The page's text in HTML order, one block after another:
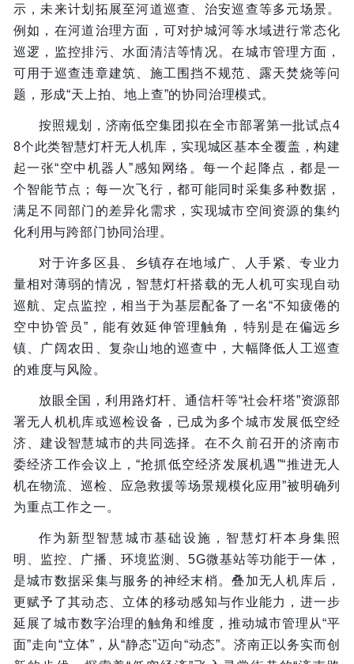
示，未来计划拓展至河道巡查、治安巡查等多元场景。
例如，在河道治理方面，可对护城河等水域进行常态化
巡逻，监控排污、水面清洁等情况。在城市管理方面，
可用于巡查违章建筑、施工围挡不规范、露天焚烧等问
题，形成“天上拍、地上查”的协同治理模式。
按照规划，济南低空集团拟在全市部署第一批试点4
8个此类智慧灯杆无人机库，实现城区基本全覆盖，构建
起一张“空中机器人”感知网络。每一个起降点，都是一
个智能节点；每一次飞行，都可能同时采集多种数据，
满足不同部门的差异化需求，实现城市空间资源的集约
化利用与跨部门协同治理。
对于许多区县、乡镇存在地域广、人手紧、专业力
量相对薄弱的情况，智慧灯杆搭载的无人机可实现自动
巡航、定点监控，相当于为基层配备了一名“不知疲倦的
空中协管员”，能有效延伸管理触角，特别是在偏远乡
镇、广阔农田、复杂山地的巡查中，大幅降低人工巡查
的难度与风险。
放眼全国，利用路灯杆、通信杆等“社会杆塔”资源部
署无人机机库或巡检设备，已成为多个城市发展低空经
济、建设智慧城市的共同选择。在不久前召开的济南市
委经济工作会议上，“抢抓低空经济发展机遇”“推进无人
机在物流、巡检、应急救援等场景规模化应用”被明确列
为重点工作之一。
作为新型智慧城市基础设施，智慧灯杆本身集照
明、监控、广播、环境监测、5G微基站等功能于一体，
是城市数据采集与服务的神经末梢。叠加无人机库后，
更赋予了其动态、立体的移动感知与作业能力，进一步
延展了城市数字治理的触角和维度，推动城市管理从“平
面”走向“立体”，从“静态”迈向“动态”。济南正以务实而创